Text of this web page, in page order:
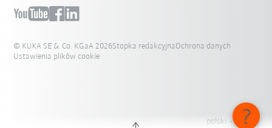
© KUKA SE & Co. KGaA 2026Stopka redakcyjna Ochrona danych
Ustawienia plików cookie
polski - Polska